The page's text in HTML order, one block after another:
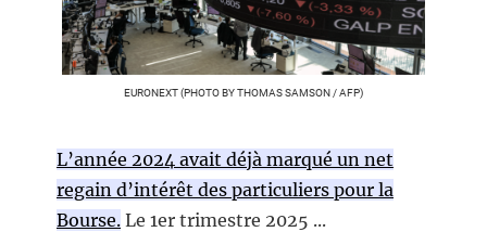
EURONEXT (PHOTO BY THOMAS SAMSON / AFP)
L’année 2024 avait déjà marqué un net
regain d’intérêt des particuliers pour la
Bourse. Le 1er trimestre 2025 ...